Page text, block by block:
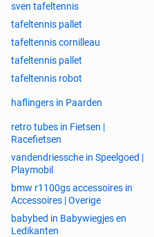
sven tafeltennis
tafeltennis pallet
tafeltennis cornilleau
tafeltennis pallet
tafeltennis robot
haflingers in Paarden
retro tubes in Fietsen |
Racefietsen
vandendriessche in Speelgoed |
Playmobil
bmw r1100gs accessoires in
Accessoires | Overige
babybed in Babywiegjes en
Ledikanten